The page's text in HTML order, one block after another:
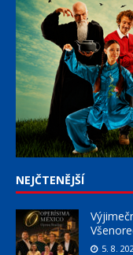
NEJČTENĚJŠÍ
5. 8.